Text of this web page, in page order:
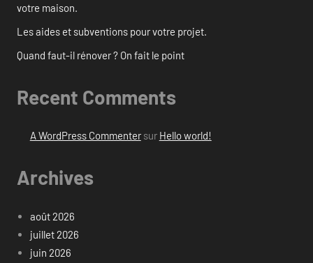
votre maison.
Les aides et subventions pour votre projet.
Quand faut-il rénover ? On fait le point
Recent Comments
A WordPress Commentersur Hello world!
Archives
août 2026
juillet 2026
juin 2026